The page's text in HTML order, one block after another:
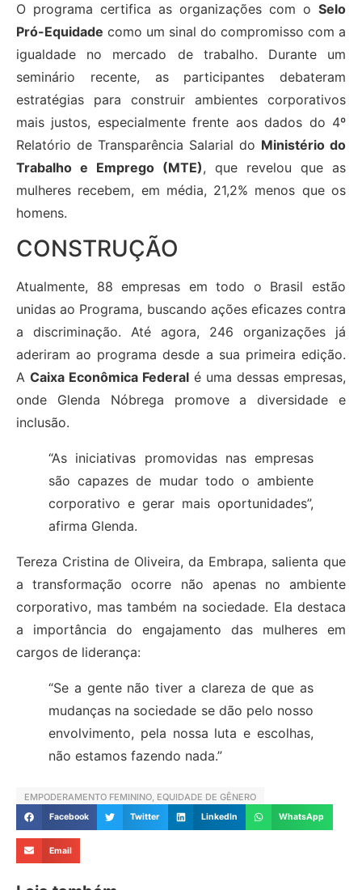
O programa certifica as organizações com o Selo
Pró-Equidade como um sinal do compromisso com a
igualdade no mercado de trabalho. Durante um
seminário recente, as participantes debateram
estratégias para construir ambientes corporativos
mais justos, especialmente frente aos dados do 4º
Relatório de Transparência Salarial do Ministério do
Trabalho e Emprego (MTE), que revelou que as
mulheres recebem, em média, 21,2% menos que os
homens.
CONSTRUÇÃO
Atualmente, 88 empresas em todo o Brasil estão
unidas ao Programa, buscando ações eficazes contra
a discriminação. Até agora, 246 organizações já
aderiram ao programa desde a sua primeira edição.
A Caixa Econômica Federal é uma dessas empresas,
onde Glenda Nóbrega promove a diversidade e
inclusão.
“As iniciativas promovidas nas empresas
são capazes de mudar todo o ambiente
corporativo e gerar mais oportunidades”,
afirma Glenda.
Tereza Cristina de Oliveira, da Embrapa, salienta que
a transformação ocorre não apenas no ambiente
corporativo, mas também na sociedade. Ela destaca
a importância do engajamento das mulheres em
cargos de liderança:
“Se a gente não tiver a clareza de que as
mudanças na sociedade se dão pelo nosso
envolvimento, pela nossa luta e escolhas,
não estamos fazendo nada.”
EMPODERAMENTO FEMININO, EQUIDADE DE GÊNERO
Facebook Twitter LinkedIn WhatsApp
Email